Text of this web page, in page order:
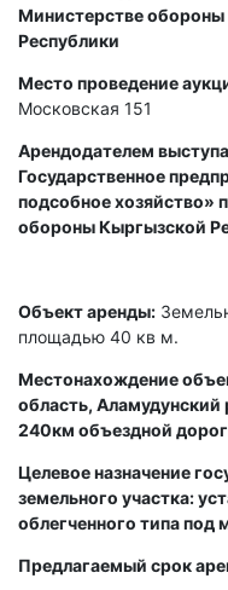
Министерстве
Республики
Место проведение
Московская 151
Арендодателем
Государственное
подсобное хозяйство»
обороны Кыргызской
Объект аренды:
площадью 40 кв м.
Местонахождение
область, Аламудунский
240км объездной
Целевое назначение
земельного участка:
облегченного типа под
Предлагаемый срок